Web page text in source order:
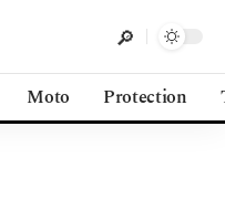
Moto Protection